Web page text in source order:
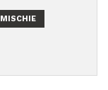
MISCHIE